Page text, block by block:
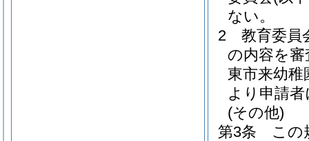
ない。
2
教育委員
の内容を
東市来幼
より申請
(その他)
第3条
この